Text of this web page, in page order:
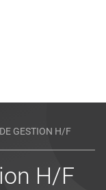
GESTION H/F
H/F